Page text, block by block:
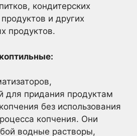
кондитерских
и других
продуктов.
для придания продуктам
без использования
копчения. Они
водные растворы,